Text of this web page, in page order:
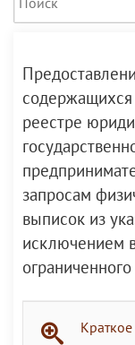
содержащихся
реестре
запросам
выписок из
исключением